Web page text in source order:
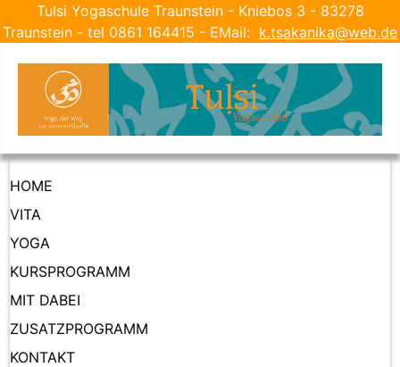
Tulsi Yogaschule Traunstein - Kniebos 3 - 83278
Traunstein - tel 0861 164415 - EMail: k.tsakanika@web.de
HOME
VITA
YOGA
KURSPROGRAMM
MIT DABEI
ZUSATZPROGRAMM
KONTAKT